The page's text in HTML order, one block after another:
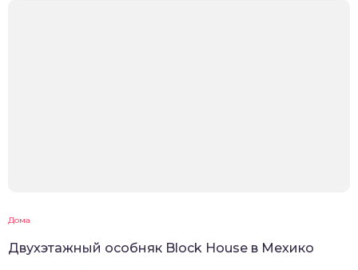
Дома
Двухэтажный особняк Block House в Мехико